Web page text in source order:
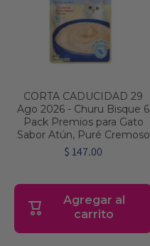
CORTA CADUCIDAD 29
Ago 2026 - Churu Bisque 6
Pack Premios para Gato
Sabor Atún, Puré Cremoso
$ 147.00
Agregar al
carrito